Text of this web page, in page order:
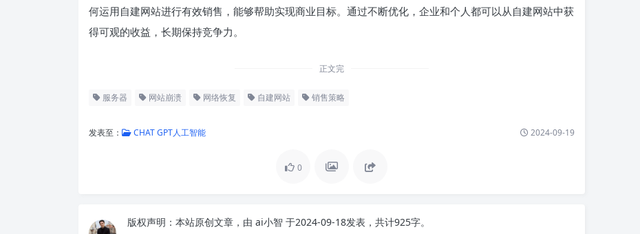
何运用自建网站进行有效销售，能够帮助实现商业目标。通过不断优化，企业和个人都可以从自建网站中获
得可观的收益，长期保持竞争力。
正文完
服务器 网站崩溃 网络恢复 自建网站 销售策略
发表至： CHAT GPT人工智能 2024-09-19
0
版权声明： 本站原创文章，由 ai小智 于2024-09-18发表，共计925字。